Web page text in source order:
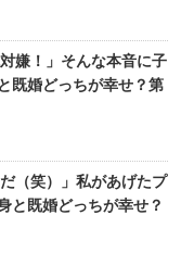
嫌！」そんな本音に子
既婚どっちが幸せ？第
（笑）」私があげたプ
と既婚どっちが幸せ？